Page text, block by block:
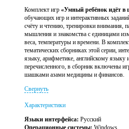
Комплект игр «Умный ребёнок идёт в
обучающих игр и интерактивных
счёту и чтению, тренировки внимания,
мышления и знакомства с единицами
веса, температуры и времени. В
тематических сборниках этой серии,
языку, арифметике, английскому
перечисленного, в сборник включены
шашками азами медицины и финансов.
Свернуть
Характеристики
Языки интерфейса: Русский